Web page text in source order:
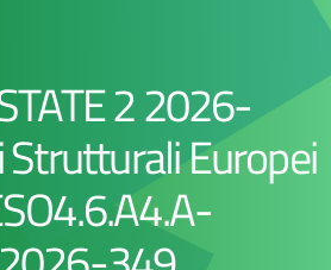
2 2026-
Europei